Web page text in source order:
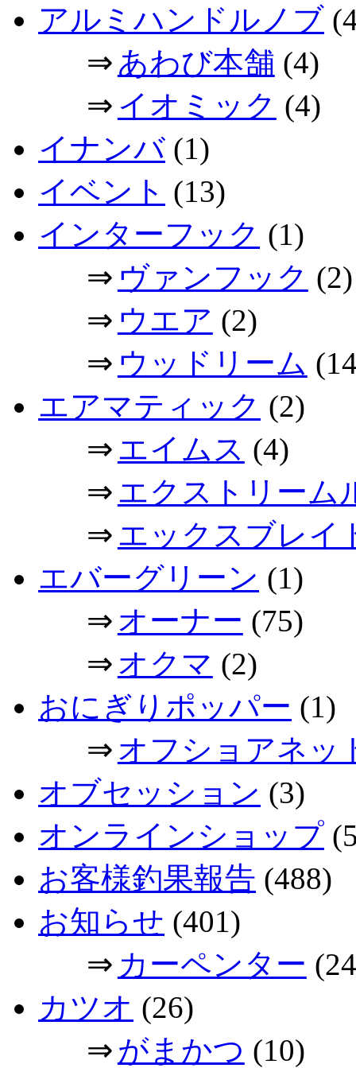
アルミハンドルノブ
⇒ あわび本舗 (4)
⇒ イオミック (4)
イナンバ (1)
イベント (13)
インターフック (1)
⇒ ヴァンフック (2)
⇒ ウエア (2)
⇒ ウッドリーム
エアマティック (2)
⇒ エイムス (4)
⇒ エクストリーム
⇒ エックスブレイ
エバーグリーン (1)
⇒ オーナー (75)
⇒ オクマ (2)
おにぎりポッパー (1)
⇒ オフショアネッ
オブセッション (3)
オンラインショップ
お客様釣果報告 (488)
お知らせ (401)
⇒ カーペンター
カツオ (26)
⇒ がまかつ (10)